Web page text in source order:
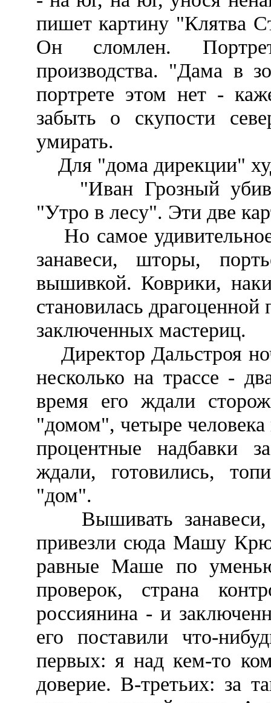
пишет картину "Клятва
Он сломлен.
производства. "Дама в
портрете этом нет -
забыть о скупости
умирать.
Для "дома дирекции"
"Иван Грозный
"Утро в лесу". Эти две
Но самое
занавеси, шторы,
вышивкой. Коврики,
становилась
заключенных мастериц.
Директор Дальстроя
несколько на трассе -
время его ждали
"домом", четыре
процентные надбавки
ждали, готовились,
"дом".
Вышивать занавеси,
привезли сюда Машу
равные Маше по
проверок, страна
россиянина - и
его поставили что-
первых: я над кем-то
доверие. В-третьих: за